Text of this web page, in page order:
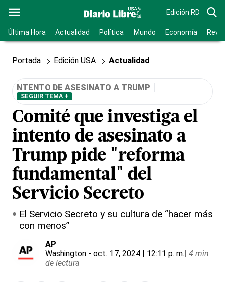
Edición RD
Última Hora Actualidad Política Mundo Economía
Portada Edición USA Actualidad
NTENTO DE ASESINATO A TRUMP
SEGUIR TEMA +
Comité que investiga el
intento de asesinato a
Trump pide "reforma
fundamental" del
Servicio Secreto
El Servicio Secreto y su cultura de “hacer más
con menos”
AP
Washington - oct. 17, 2024 | 12:11 p. m.| 4 min
de lectura